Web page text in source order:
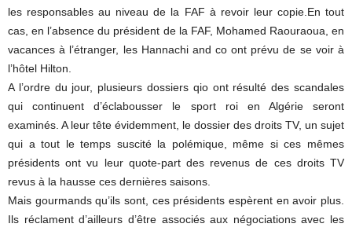
les responsables au niveau de la FAF à revoir leur copie.En tout
cas, en l’absence du président de la FAF, Mohamed Raouraoua, en
vacances à l’étranger, les Hannachi and co ont prévu de se voir à
l’hôtel Hilton.
A l’ordre du jour, plusieurs dossiers qio ont résulté des scandales
qui continuent d’éclabousser le sport roi en Algérie seront
examinés. A leur tête évidemment, le dossier des droits TV, un sujet
qui a tout le temps suscité la polémique, même si ces mêmes
présidents ont vu leur quote-part des revenus de ces droits TV
revus à la hausse ces dernières saisons.
Mais gourmands qu’ils sont, ces présidents espèrent en avoir plus.
Ils réclament d’ailleurs d’être associés aux négociations avec les